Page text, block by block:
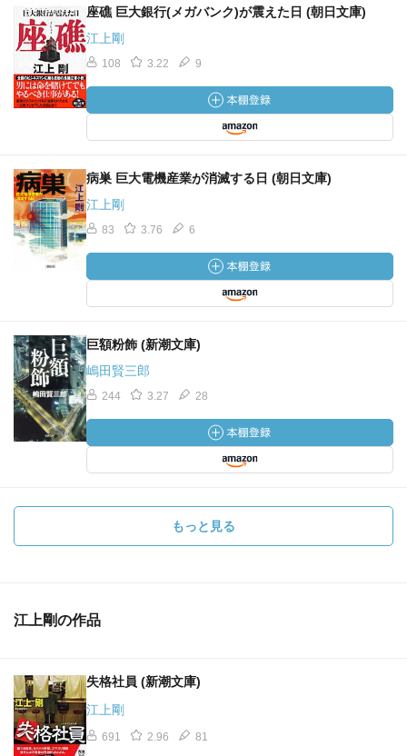
座礁 巨大銀行(メガバンク)が震えた日 (朝日文庫)
江上剛
108 3.22 9
病巣 巨大電機産業が消滅する日 (朝日文庫)
江上剛
83 3.76 6
巨額粉飾 (新潮文庫)
嶋田賢三郎
244 3.27 28
もっと見る
江上剛の作品
失格社員 (新潮文庫)
江上剛
691 2.96 81